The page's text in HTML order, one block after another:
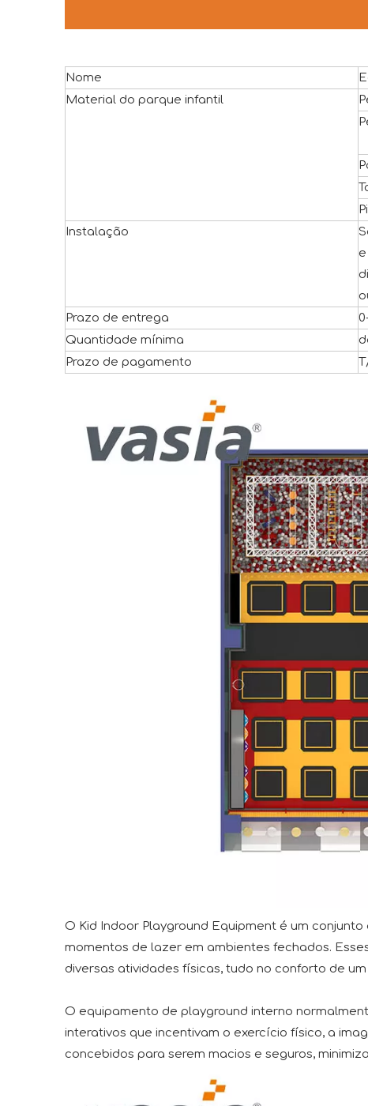
Nome
Material do parque infantil
Instalação
Prazo de entrega
Quantidade mínima
Prazo de pagamento
O Kid Indoor Playground Equipment é um
momentos de lazer em ambientes fechados.
diversas atividades físicas, tudo no conforto de
O equipamento de playground interno
interativos que incentivam o exercício físico, a
concebidos para serem macios e seguros,